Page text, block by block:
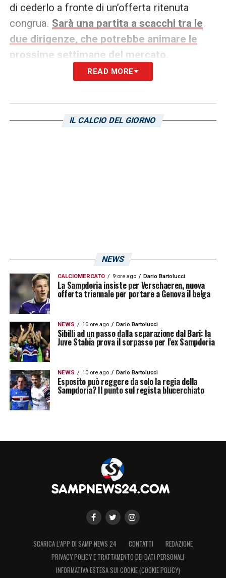
di cederlo a fronte di un’offerta ritenuta
congrua. Sarà una partita a scacchi tra le
due dirigenze, che potrebbe animare le
prossime settimane del mercato.
READ MORE
IL CALCIO DEL GIORNO
NEWS
CALCIOMERCATO 9 ore ago Dario Bartolucci
La Sampdoria insiste per Verschaeren, nuova
offerta triennale per portare a Genova il belga
NEWS 10 ore ago Dario Bartolucci
Sibilli ad un passo dalla separazione dal Bari: la
Juve Stabia prova il sorpasso per l’ex Sampdoria
NEWS 10 ore ago Dario Bartolucci
Esposito può reggere da solo la regia della
Sampdoria? Il punto sul regista blucerchiato
SCARICA L’APP DI SAMP NEWS 24 CONTATTI
REDAZIONE
PRIVACY POLICY E TRATTAMENTO DEI DATI PERSONALI
INFORMATIVA ESTESA SUI COOKIE (COOKIE POLICY)